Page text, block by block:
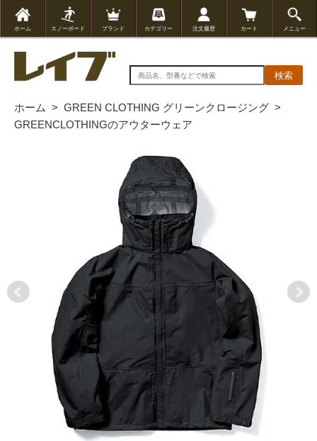
ホーム スノーボード ブランド カテゴリー 注文履歴 カート メニュー
検索
ホーム > GREEN CLOTHING グリーンクロージング >
GREENCLOTHINGのアウターウェア